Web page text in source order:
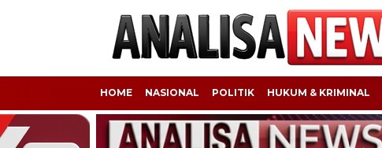
HOME NASIONAL POLITIK HUKUM & KRIMINAL